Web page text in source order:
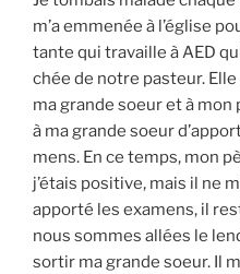
m’a emme­née à l’église
tante qui tra­vaille à AED
chée de notre pas­teur.
ma grande soeur et à mon
à ma grande soeur
mens. En ce temps, mon
j’étais posi­tive, mais il ne
appor­té les exa­mens, il
nous sommes allées le
sor­tir ma grande soeur. Il